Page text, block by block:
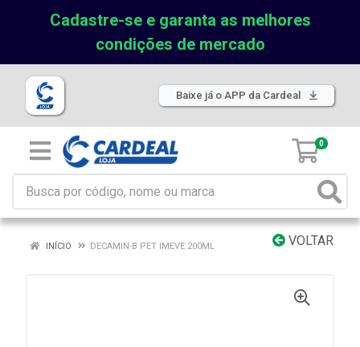
Cadastre-se e garanta as melhores
condições de mercado
Baixe já o APP da Cardeal
0
VOLTAR
INÍCIO DECAMIN-B PET IMEVE 200ML